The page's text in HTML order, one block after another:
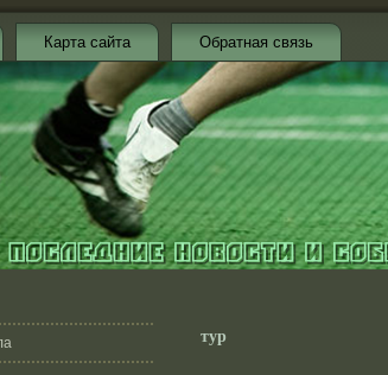
Карта сайта Обратная связь
тур